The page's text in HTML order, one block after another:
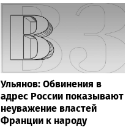
Ульянов: Обвинения в
адрес России показывают
неуважение властей
Франции к народу